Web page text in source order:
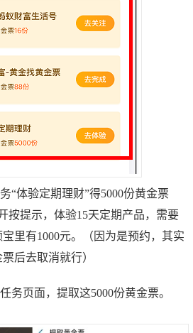
“体验定期理财”得5000份黄金票
按提示，体验15天定期产品，需要
里有1000元。（因为是预约，其实
后去取消就行）
务页面，提取这5000份黄金票。